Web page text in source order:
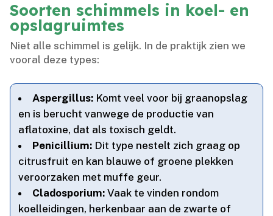
Soorten schimmels in koel- en
opslagruimtes
Niet alle schimmel is gelijk.​ In de praktijk zien we
vooral deze types:
Aspergillus: Komt veel voor bij graanopslag
en is berucht vanwege de productie van
aflatoxine, dat als toxisch geldt.​
Penicillium: Dit type nestelt zich graag op
citrusfruit en kan blauwe of groene plekken
veroorzaken met muffe geur.​
Cladosporium: Vaak te vinden rondom
koelleidingen, herkenbaar aan de zwarte of